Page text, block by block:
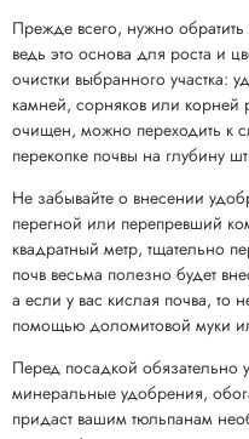
Прежде всего, нужно
ведь это основа для роста и
очистки выбранного участка:
камней, сорняков или корней
очищен, можно переходить к
перекопке почвы на глубину
Не забывайте о внесении
перегной или перепревший
квадратный метр, тщательно
почв весьма полезно будет
а если у вас кислая почва, то
помощью доломитовой муки
Перед посадкой обязательно
минеральные удобрения,
придаст вашим тюльпанам